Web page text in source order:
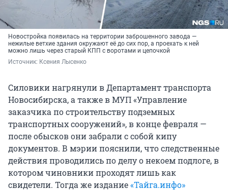
Новостройка появилась на территории заброшенного завода —
нежилые ветхие здания окружают её до сих пор, а проехать к ней
можно лишь через старый КПП с воротами и цепочкой
Источник: Ксения Лысенко
Силовики нагрянули в Департамент транспорта
Новосибирска, а также в МУП «Управление
заказчика по строительству подземных
транспортных сооружений», в конце февраля —
после обысков они забрали с собой кипу
документов. В мэрии пояснили, что следственные
действия проводились по делу о некоем подлоге, в
котором чиновники проходят лишь как
свидетели. Тогда же издание«Тайга.инфо»